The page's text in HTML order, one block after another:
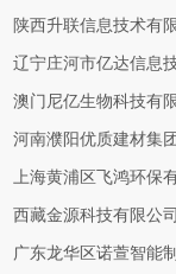
陕西升联信息技术有
辽宁庄河市亿达信息
澳门尼亿生物科技有
河南濮阳优质建材集
上海黄浦区飞鸿环保
西藏金源科技有限公司
广东龙华区诺萱智能